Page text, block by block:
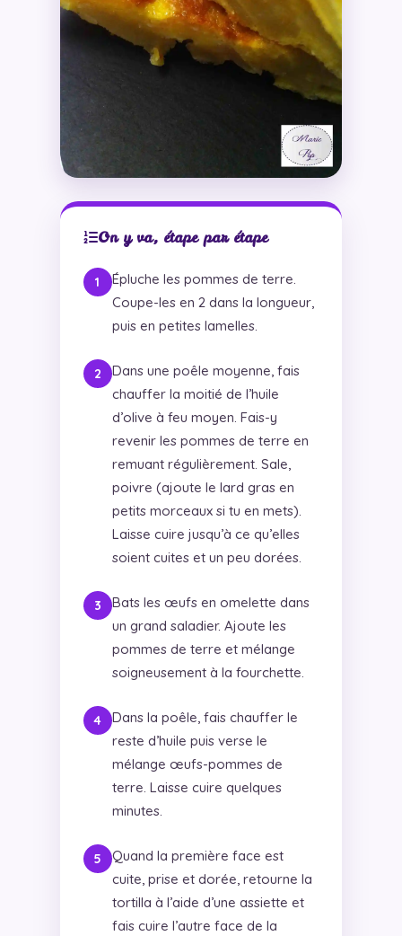
On y va, étape par étape
Épluche les pommes de terre.
Coupe-les en 2 dans la longueur,
puis en petites lamelles.
Dans une poêle moyenne, fais
chauffer la moitié de l’huile
d’olive à feu moyen. Fais-y
revenir les pommes de terre en
remuant régulièrement. Sale,
poivre (ajoute le lard gras en
petits morceaux si tu en mets).
Laisse cuire jusqu’à ce qu’elles
soient cuites et un peu dorées.
Bats les œufs en omelette dans
un grand saladier. Ajoute les
pommes de terre et mélange
soigneusement à la fourchette.
Dans la poêle, fais chauffer le
reste d’huile puis verse le
mélange œufs-pommes de
terre. Laisse cuire quelques
minutes.
Quand la première face est
cuite, prise et dorée, retourne la
tortilla à l’aide d’une assiette et
fais cuire l’autre face de la